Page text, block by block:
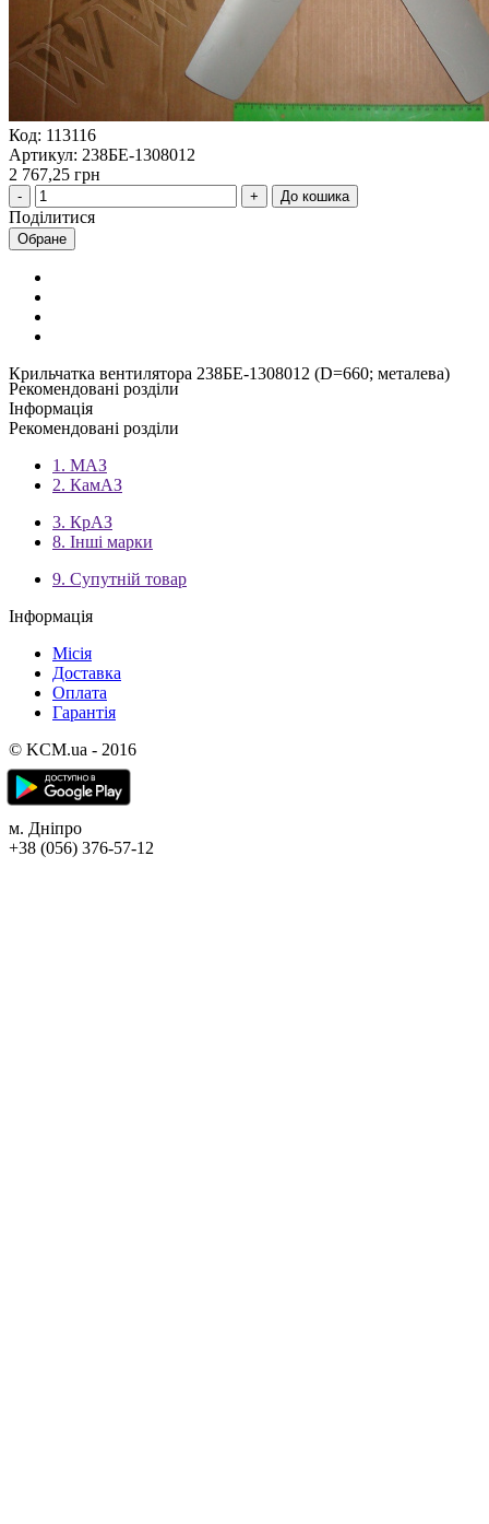
Код: 113116
Артикул: 238БЕ-1308012
2 767,25 грн
До кошика
Поділитися
Обране
Крильчатка вентилятора 238БЕ-1308012 (D=660; металева)
Рекомендовані розділи
Інформація
Рекомендовані розділи
1. МАЗ
2. КамАЗ
3. КрАЗ
8. Інші марки
9. Супутній товар
Інформація
Місія
Доставка
Оплата
Гарантія
© KCM.ua - 2016
м. Дніпро
+38 (056) 376-57-12